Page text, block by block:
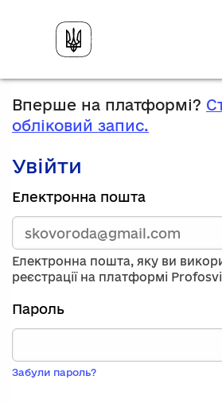
Вперше на платформі?
обліковий запис.
Увійти
Зареєструйтесь,
використавши
електронну
адресу
та
пароль.
Якщо
вас
немає
запису,
натисніть
Електронна пошта
Електронна пошта, яку ви
реєстрації на платформі
Пароль
Забули пароль?